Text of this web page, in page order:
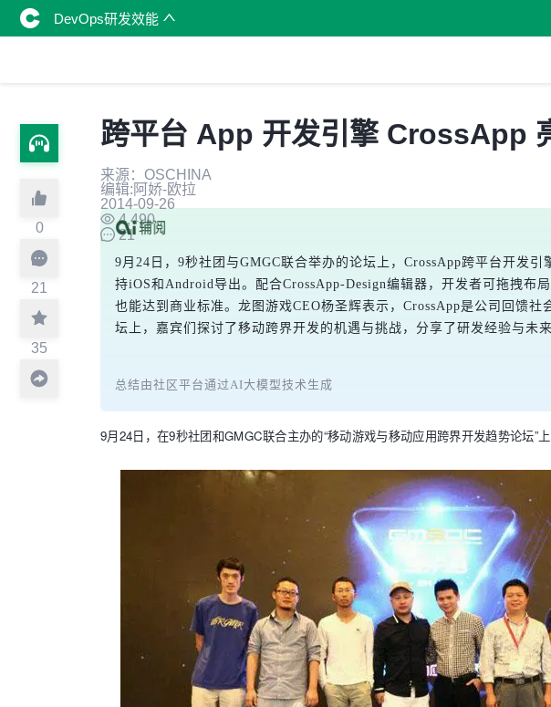
DevOps研发效能
0
21
35
跨平台 App 开发引擎 CrossApp
来源：OSCHINA
编辑:阿娇-欧拉
2014-09-26
4,490
21
9月24日，9秒社团与GMGC联合举办的论坛上，CrossApp跨平台开发
持iOS和Android导出。配合CrossApp-Design编辑器，开发者可拖拽布
也能达到商业标准。龙图游戏CEO杨圣辉表示，CrossApp是公司回馈
坛上，嘉宾们探讨了移动跨界开发的机遇与挑战，分享了研发经验与未
总结由社区平台通过AI大模型技术生成
9月24日，在9秒社团和GMGC联合主办的“移动游戏与移动应用跨界开发趋势论坛”上